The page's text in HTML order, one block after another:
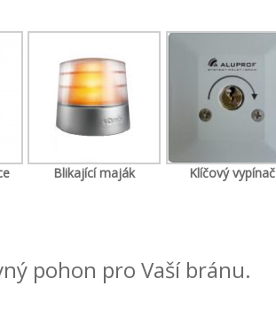
Blikající maják Klíčový vypínač
pohon pro Vaší bránu.